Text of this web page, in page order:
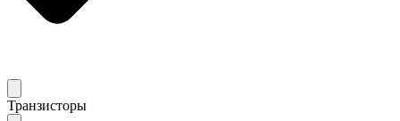
Транзисторы